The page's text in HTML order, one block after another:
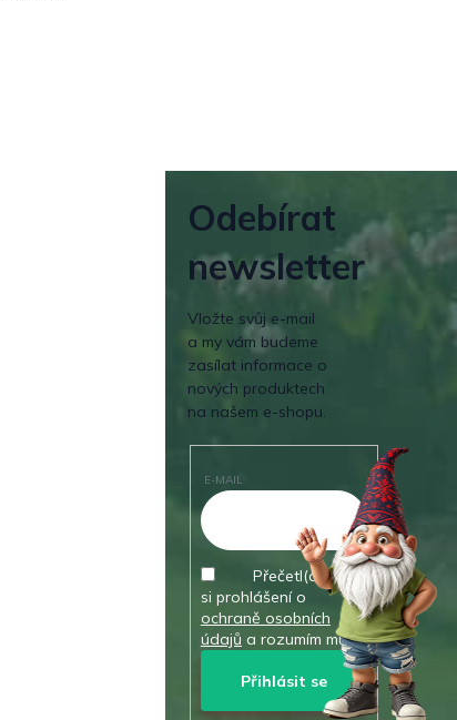
Odebírat
newsletter
Vložte svůj e-mail
a my vám budeme
zasílat informace o
nových produktech
na našem e-shopu.
E-MAIL
Přečetl(a) jsem
si prohlášení o
ochraně osobních
údajů a rozumím mu.
Přihlásit se